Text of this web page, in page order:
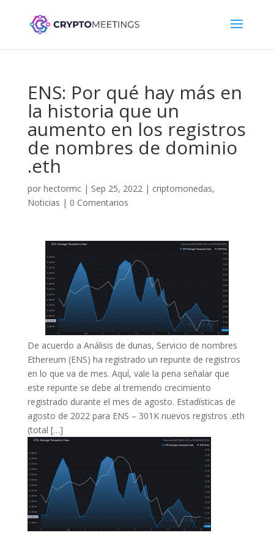
ENS: Por qué hay más en
la historia que un
aumento en los registros
de nombres de dominio
.eth
por hectormc| Sep 25, 2022| criptomonedas,
Noticias | 0 Comentarios
De acuerdo a Análisis de dunas, Servicio de nombres
Ethereum (ENS) ha registrado un repunte de registros
en lo que va de mes. Aquí, vale la pena señalar que
este repunte se debe al tremendo crecimiento
registrado durante el mes de agosto. Estadísticas de
agosto de 2022 para ENS – 301K nuevos registros .eth
(total […]